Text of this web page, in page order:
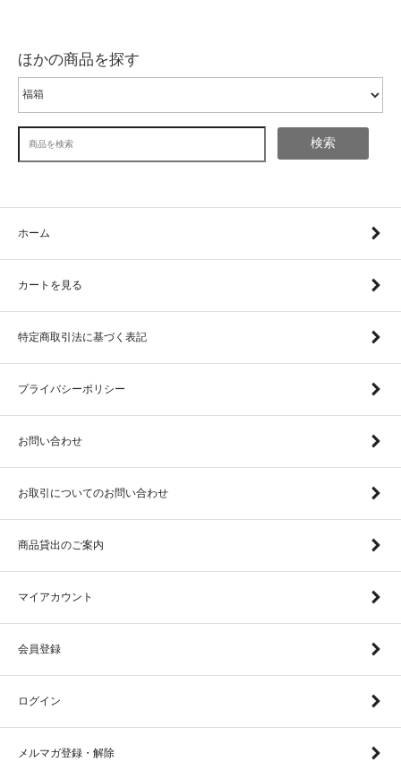
ほかの商品を探す
検索
ホーム
カートを見る
特定商取引法に基づく表記
プライバシーポリシー
お問い合わせ
お取引についてのお問い合わせ
商品貸出のご案内
マイアカウント
会員登録
ログイン
メルマガ登録・解除